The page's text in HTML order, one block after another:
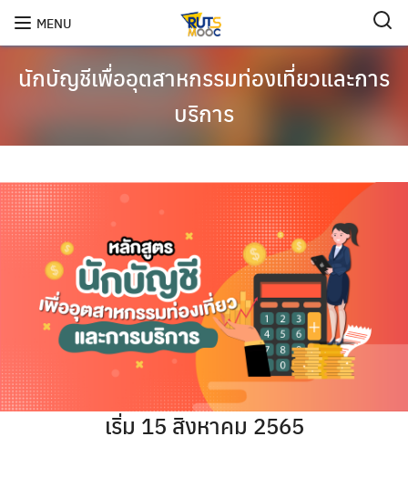
MENU
นักบัญชีเพื่ออุตสาหกรรมท่องเที่ยวและการ
บริการ
เริ่ม 15 สิงหาคม 2565